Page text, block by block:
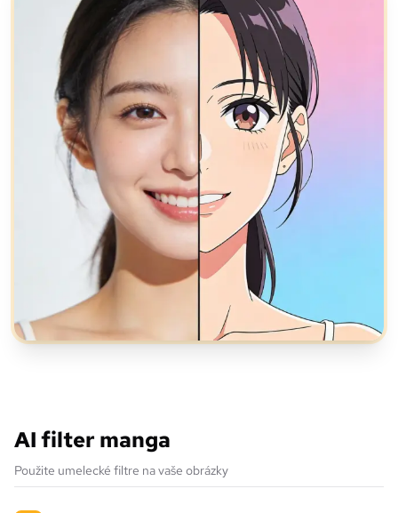
AI filter manga
Použite umelecké filtre na vaše obrázky